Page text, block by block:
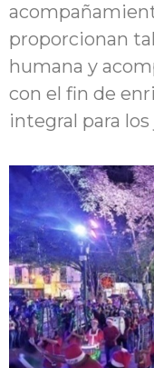
proporcionan
humana y
con el fin de
integral para los